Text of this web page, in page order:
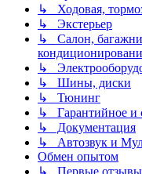
↳ Ходовая,
↳ Экстерьер
↳ Салон,
↳
↳ Шины, диски
↳ Тюнинг
↳ Гарантийное и
↳ Документация
↳ Автозвук и
Обмен опытом
↳ Первые отзывы